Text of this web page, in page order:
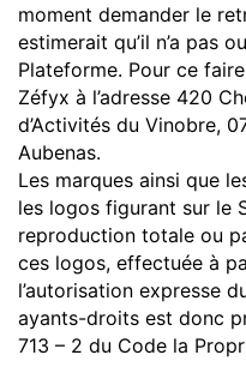
moment demander le
estimerait qu’il n’a pas
Plateforme. Pour ce
Zéfyx à l’adresse 420
d’Activités du Vinobre,
Aubenas.
Les marques ainsi que
les logos figurant sur le
reproduction totale ou
ces logos, effectuée à
l’autorisation expresse
ayants-droits est donc
713 – 2 du Code la